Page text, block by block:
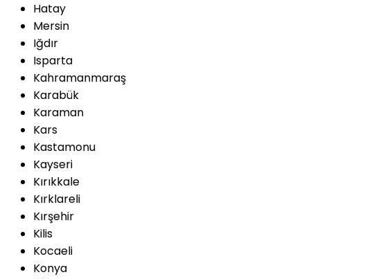
Hatay
Mersin
Iğdır
Isparta
Kahramanmaraş
Karabük
Karaman
Kars
Kastamonu
Kayseri
Kırıkkale
Kırklareli
Kırşehir
Kilis
Kocaeli
Konya